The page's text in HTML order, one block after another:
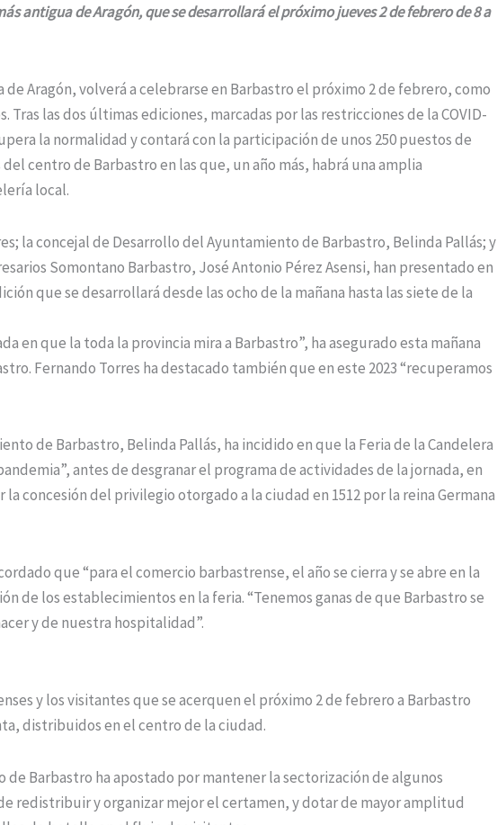
antigua de Aragón, que se desarrollará el próximo jueves 2 de febrero de 8 a
de Aragón, volverá a celebrarse en Barbastro el próximo 2 de febrero, como
Tras las dos últimas ediciones, marcadas por las restricciones de la COVID-
la normalidad y contará con la participación de unos 250 puestos de
centro de Barbastro en las que, un año más, habrá una amplia
local.
la concejal de Desarrollo del Ayuntamiento de Barbastro, Belinda Pallás; y
Somontano Barbastro, José Antonio Pérez Asensi, han presentado en
que se desarrollará desde las ocho de la mañana hasta las siete de la
en que la toda la provincia mira a Barbastro”, ha asegurado esta mañana
Fernando Torres ha destacado también que en este 2023 “recuperamos
de Barbastro, Belinda Pallás, ha incidido en que la Feria de la Candelera
antes de desgranar el programa de actividades de la jornada, en
concesión del privilegio otorgado a la ciudad en 1512 por la reina Germana
que “para el comercio barbastrense, el año se cierra y se abre en la
de los establecimientos en la feria. “Tenemos ganas de que Barbastro se
y de nuestra hospitalidad”.
y los visitantes que se acerquen el próximo 2 de febrero a Barbastro
distribuidos en el centro de la ciudad.
de Barbastro ha apostado por mantener la sectorización de algunos
redistribuir y organizar mejor el certamen, y dotar de mayor amplitud